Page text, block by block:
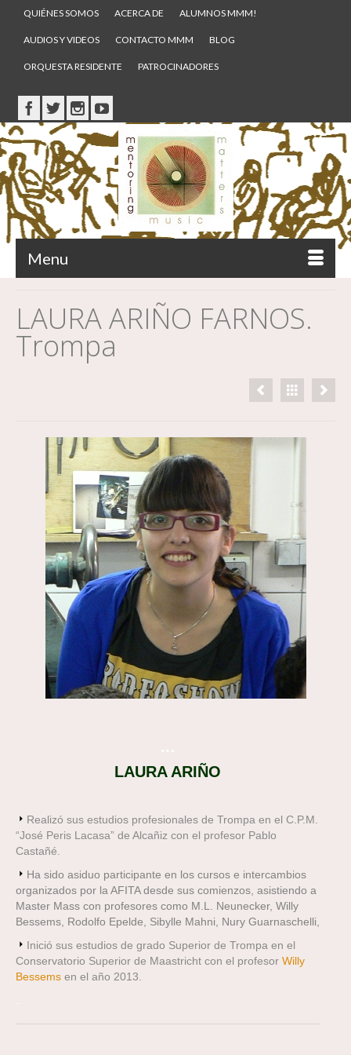
QUIÉNES SOMOS ACERCA DE ALUMNOS MMM!
AUDIOS Y VIDEOS CONTACTO MMM BLOG
ORQUESTA RESIDENTE PATROCINADORES
Menu
LAURA ARIÑO FARNOS.
Trompa
LAURA ARIÑO
Realizó sus estudios profesionales de Trompa en el C.P.M.
“José Peris Lacasa” de Alcañiz con el profesor Pablo
Castañé.
Ha sido asiduo participante en los cursos e intercambios
organizados por la AFITA desde sus comienzos, asistiendo a
Master Mass con profesores como M.L. Neunecker, Willy
Bessems, Rodolfo Epelde, Sibylle Mahni, Nury Guarnaschelli,
Inició sus estudios de grado Superior de Trompa en el
Conservatorio Superior de Maastricht con el profesor Willy
Bessems en el año 2013.